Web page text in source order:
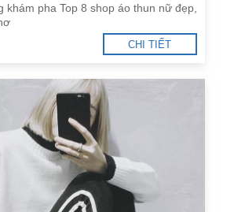
khám pha Top 8 shop áo thun nữ đẹp,
CHI TIẾT